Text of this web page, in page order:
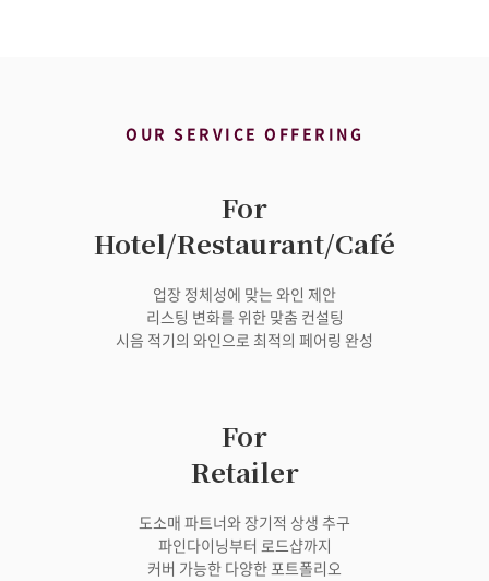
OUR SERVICE OFFERING
For
Hotel/Restaurant/Café
업장 정체성에 맞는 와인 제안
리스팅 변화를 위한 맞춤 컨설팅
시음 적기의 와인으로 최적의 페어링 완성
For
Retailer
도소매 파트너와 장기적 상생 추구
파인다이닝부터 로드샵까지
커버 가능한 다양한 포트폴리오